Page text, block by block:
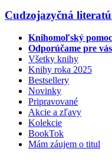
Cudzojazyčná
Knihomoľský
Odporúčame pre vás
Všetky knihy
Knihy roka 2025
Bestsellery
Novinky
Pripravované
Akcie a zľavy
Kolekcie
BookTok
Mám záujem o titul